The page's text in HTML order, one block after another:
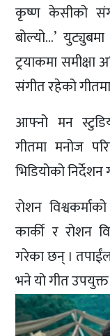
कृष्ण केसीको
बोल्यो…’
ट्रयाकमा
संगीत रहेको
आफ्नो मन
गीतमा मनोज
भिडियोको
रोशन
कार्की र रोशन
गरेका छन् ।
भने यो गीत